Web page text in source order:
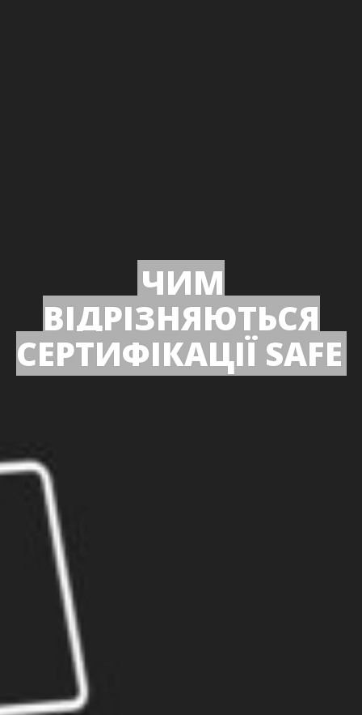
ЧИМ
ВІДРІЗНЯЮТЬСЯ
СЕРТИФІКАЦІЇ SAFE